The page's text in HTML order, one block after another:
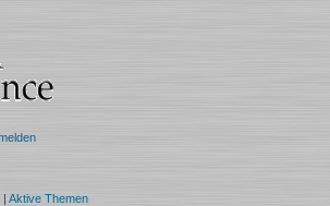
| Aktive Themen